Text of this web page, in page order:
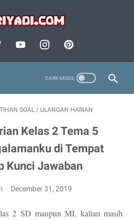
SOAL / ULANGAN HARIAN
Kelas 2 Tema 5
di Tempat
Kunci Jawaban
December 31, 2019
2 SD maupun MI, kalian masih